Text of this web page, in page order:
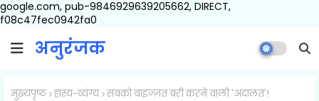
google.com, pub-9846929639205662, DIRECT,
f08c47fec0942fa0
अनुरंजक
मुख्यपृष्ठ हास्य-व्यंग्य सबको बाइज्ज़त बरी करने वाली 'अदालत'!